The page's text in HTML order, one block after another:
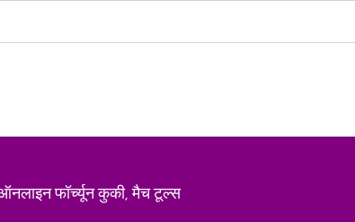
फॉर्च्यून कुकी, मैच टूल्स